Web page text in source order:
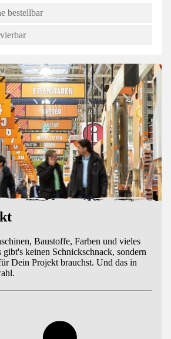
bestellbar
Baustoffe, Farben und vieles
gibt's keinen Schnickschnack, sondern
Dein Projekt brauchst. Und das in